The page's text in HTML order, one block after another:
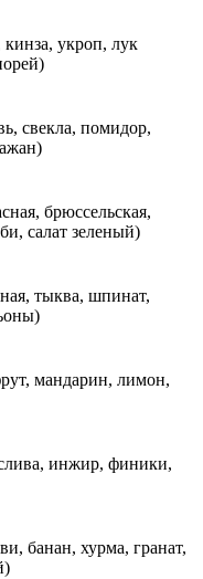
укроп, лук
свекла, помидор,
брюссельская,
салат зеленый)
тыква, шпинат,
мандарин, лимон,
инжир, финики,
банан, хурма, гранат,